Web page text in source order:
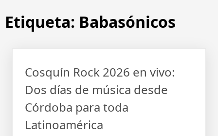
Etiqueta: Babasónicos
Cosquín Rock 2026 en vivo:
Dos días de música desde
Córdoba para toda
Latinoamérica